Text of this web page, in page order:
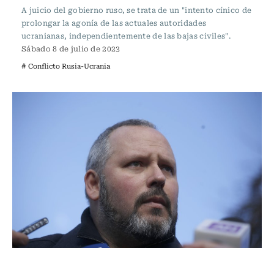
A juicio del gobierno ruso, se trata de un "intento cínico de
prolongar la agonía de las actuales autoridades
ucranianas, independientemente de las bajas civiles".
Sábado 8 de julio de 2023
# Conflicto Rusia-Ucrania